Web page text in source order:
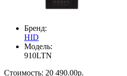
Бренд:
HID
Модель:
910LTN
Стоимость: 20 490.00р.